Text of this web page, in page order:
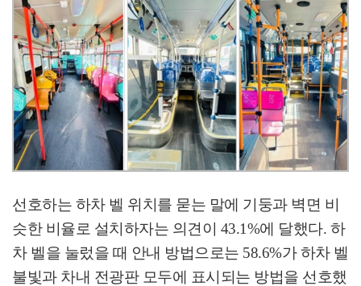
선호하는 하차 벨 위치를 묻는 말에 기둥과 벽면 비
슷한 비율로 설치하자는 의견이 43.1%에 달했다. 하
차 벨을 눌렀을 때 안내 방법으로는 58.6%가 하차 벨
불빛과 차내 전광판 모두에 표시되는 방법을 선호했